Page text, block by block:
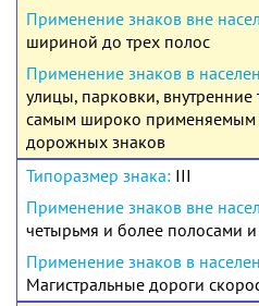
шириной до трех полос
улицы, парковки, внутренние
самым широко применяемым
дорожных знаков
III
четырьмя и более полосами и
Магистральные дороги